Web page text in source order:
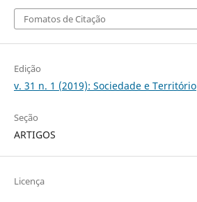
Fomatos de Citação
Edição
v. 31 n. 1 (2019): Sociedade e Território
Seção
ARTIGOS
Licença